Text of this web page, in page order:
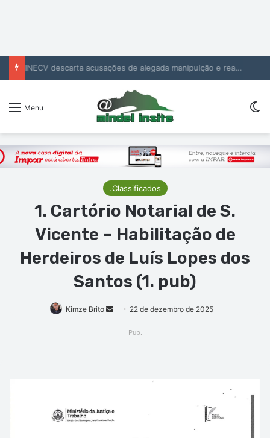
Menu
.Classificados
1. Cartório Notarial de S.
Vicente – Habilitação de
Herdeiros de Luís Lopes dos
Santos (1. pub)
Kimze Brito
Mande22 de dezembro de 2025
Pub.